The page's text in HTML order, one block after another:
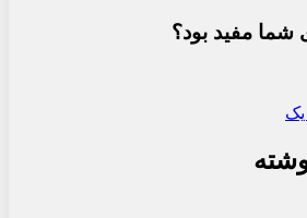
شما مفید بود؟